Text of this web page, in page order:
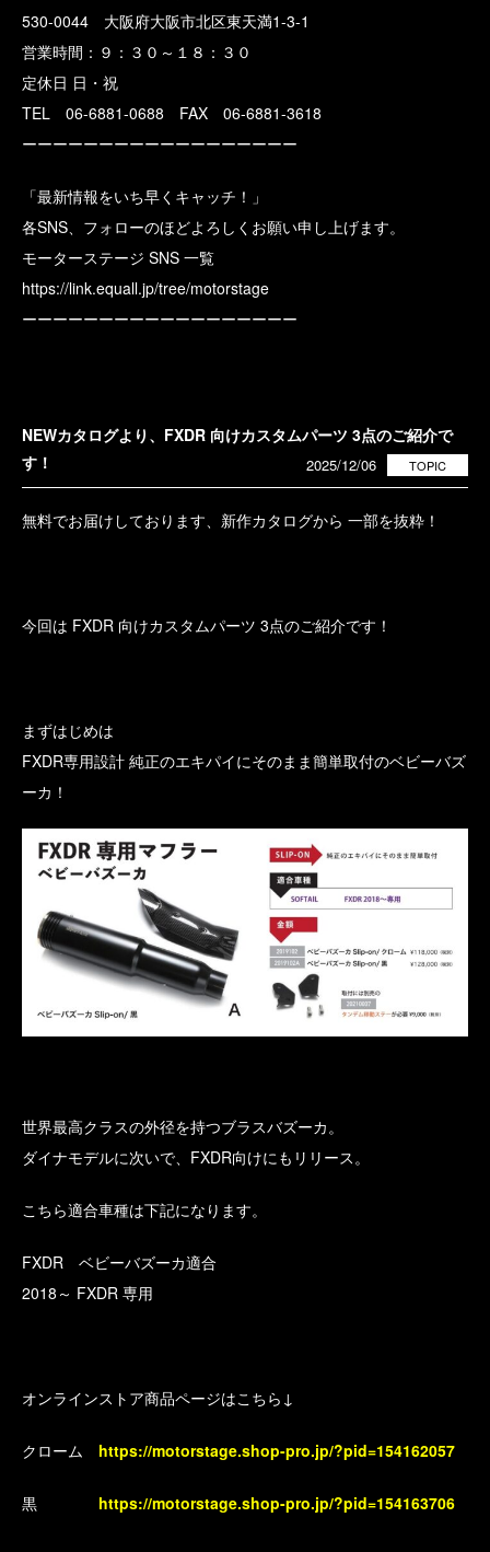
530-0044 大阪府大阪市北区東天満1-3-1
営業時間：９：３０～１８：３０
定休日 日・祝
TEL 06-6881-0688 FAX 06-6881-3618
ーーーーーーーーーーーーーーーーーー
「最新情報をいち早くキャッチ！」
各SNS、フォローのほどよろしくお願い申し上げます。
モーターステージ SNS 一覧
https://link.equall.jp/tree/motorstage
ーーーーーーーーーーーーーーーーーー
NEWカタログより、FXDR 向けカスタムパーツ 3点のご紹介で
す！
TOPIC
2025/12/06
無料でお届けしております、新作カタログから 一部を抜粋！
今回は FXDR 向けカスタムパーツ 3点のご紹介です！
まずはじめは
FXDR専用設計 純正のエキパイにそのまま簡単取付のベビーバズ
ーカ！
世界最高クラスの外径を持つブラスバズーカ。
ダイナモデルに次いで、FXDR向けにもリリース。
こちら適合車種は下記になります。
FXDR ベビーバズーカ適合
2018～ FXDR 専用
オンラインストア商品ページはこちら↓
クローム https://motorstage.shop-pro.jp/?pid=154162057
黒 https://motorstage.shop-pro.jp/?pid=154163706